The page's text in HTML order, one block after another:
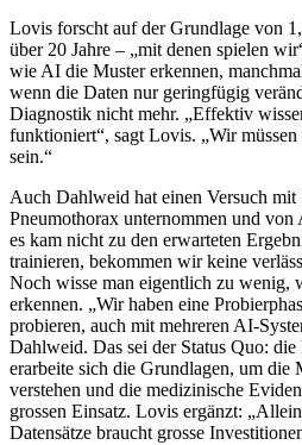
Lovis forscht auf der Grundlage von
über 20 Jahre – „mit denen spielen
wie AI die Muster erkennen,
wenn die Daten nur geringfügig
Diagnostik nicht mehr. „Effektiv
funktioniert“, sagt Lovis. „Wir
sein.“
Auch Dahlweid hat einen Versuch mit
Pneumothorax unternommen und von
es kam nicht zu den erwarteten
trainieren, bekommen wir keine
Noch wisse man eigentlich zu wenig,
erkennen. „Wir haben eine
probieren, auch mit mehreren AI-
Dahlweid. Das sei der Status Quo:
erarbeite sich die Grundlagen, um die
verstehen und die medizinische
grossen Einsatz. Lovis ergänzt:
Datensätze braucht grosse